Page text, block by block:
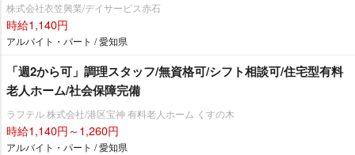
株式会社衣笠興業/デイサービス赤石
時給1,140円
アルバイト・パート / 愛知県
「週2から可」調理スタッフ/無資格可/シフト相談可/住宅型有料
老人ホーム/社会保障完備
ラフテル 株式会社/港区宝神 有料老人ホーム くすの木
時給1,140円～1,260円
アルバイト・パート / 愛知県